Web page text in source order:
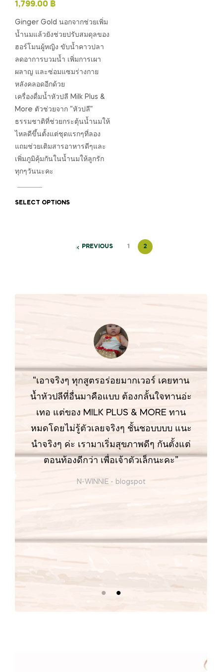
1,799.00 ฿
Ginger Gold นอกจากช่วยเพิ่ม
น้ำนมแล้วยังช่วยปรับสมดุลของ
ฮอร์โมนผู้หญิง ขับน้ำคาวปลา
ลดอาการบวมน้ำ เพิ่มการเผา
ผลาญ และซ่อมแซม​ร่างกาย
หลังคลอดอีกด้วย
เครื่องดื่มน้ำหัวปลี Milk Plus &
More ตัวช่วยจาก “หัวปลี”
ธรรมชาติที่ช่วยกระตุ้นน้ำนมให้
ไหลดีขึ้นตั้งแต่ชุดแรกๆที่ลอง
แถมช่วยเติมสารอาหารดีๆและ
เพิ่มภูมิคุ้มกันในน้ำนมให้ลูกรัก
ทุกๆวันนะคะ
SELECT OPTIONS
PREVIOUS 1 2
“เอาจริงๆ ทุกสูตรอร่อยมากเวอร์ เคยทาน
น้ำหัวปลีที่อื่นมาคือแบบ ต้องกลั้นใจทานอ่ะ
เทอ แต่ของ MILK PLUS & MORE ทาน
หมดโดยไม่รู้ตัวเลยจริงๆ ชั้นชอบบบบ แนะ
นำจริงๆ ค่ะ เรามาเริ่มสุขภาพดีๆ กันตั้งแต่
ตอนท้องดีกว่า เพื่อเจ้าตัวเล็กนะคะ”
N-WINNIE- blogspot